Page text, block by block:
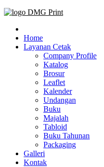
Jasa Cetak Online DMG Printing
Home
Layanan Cetak
Company Profile
Katalog
Brosur
Leaflet
Kalender
Undangan
Buku
Majalah
Tabloid
Buku Tahunan
Packaging
Galleri
Kontak